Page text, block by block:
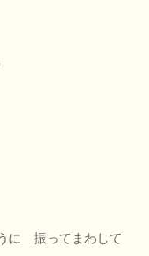
に 振ってまわして